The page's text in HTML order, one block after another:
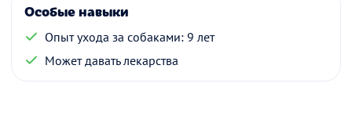
Особые навыки
Опыт ухода за собаками: 9 лет
Может давать лекарства